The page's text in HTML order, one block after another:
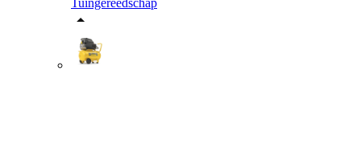
Tuingereedschap